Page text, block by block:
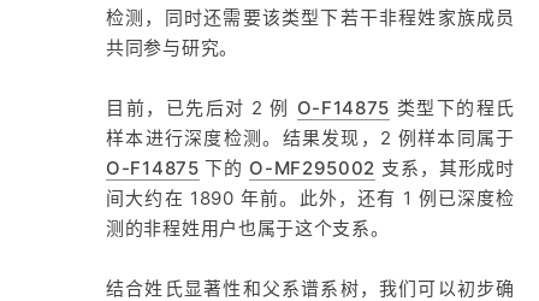
检测，同时还需要该类型下若干非程姓家族成员
共同参与研究。
目前，已先后对 2 例 O-F14875 类型下的程氏
样本进行深度检测。结果发现，2 例样本同属于
O-F14875 下的 O-MF295002 支系，其形成时
间大约在 1890 年前。此外，还有 1 例已深度检
测的非程姓用户也属于这个支系。
结合姓氏显著性和父系谱系树，我们可以初步确